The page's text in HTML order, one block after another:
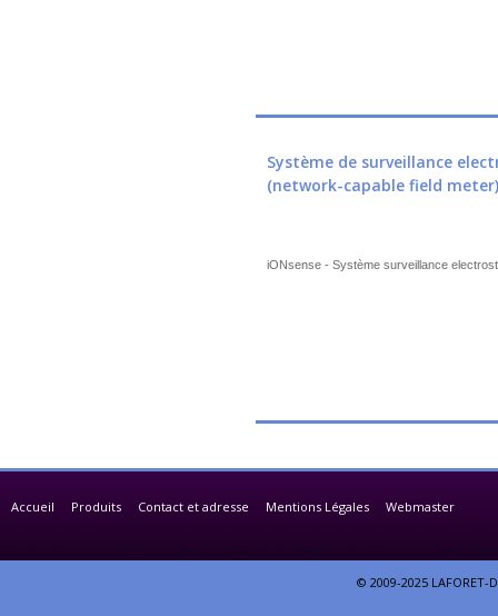
Système de surveillance
(network-capable field meter)
iONsense - Système surveillance
Accueil Produits Contact et adresse Mentions Légales Webmaster
© 2009-2025 LAFORET-